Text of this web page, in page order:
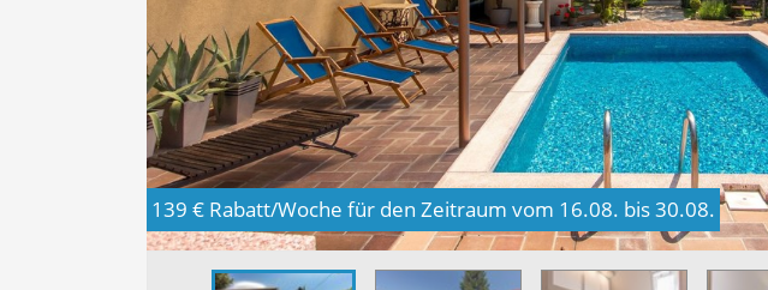
139 € Rabatt/Woche für den Zeitraum vom 16.08. bis 30.08.